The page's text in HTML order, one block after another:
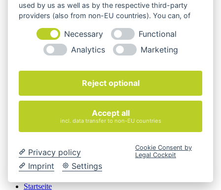
Cookie-Einstellungen ändern
Über Uns
Magazin
Kontakt
Zahlungsarten
Impressum
© 2026 Quadro Office Nord - Ihr Büroeinrichter
Startseite
used by us as well as by the respective third-party
providers (also from non-EU countries). You can, of
Necessary
Functional
Analytics
Marketing
Reject optional
Accept all
incl. data transfer to non-EU countries
Privacy policy
Imprint
Settings
Cookie Consent by
Legal Cockpit